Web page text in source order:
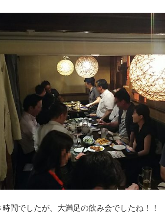
間でしたが、大満足の飲み会でしたね！！